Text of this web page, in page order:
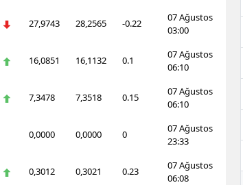
27,9743 28,2565 -0.22
07 Ağustos
03:00
16,0851 16,1132 0.1
07 Ağustos
06:10
7,3478 7,3518 0.15
07 Ağustos
06:10
0,0000 0,0000 0
07 Ağustos
23:33
0,3012 0,3021 0.23
07 Ağustos
06:08